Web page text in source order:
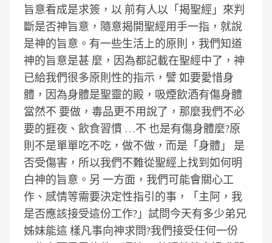
旨意看成是求簽，以 前有人以「揭聖經」來判
斷是否神旨意，隨意揭開聖經用手一指，就說
是神的旨意。有一些生活上的原則，我們知道
神的旨意是甚 麼，因為都記載在聖經中了，神
已給我們很多原則性的指示，譬 如要愛惜身
體，因為身體是聖靈的殿，吸煙飲酒有傷身體
當然不 要做，毒品更不用說了，那麼我們不必
要的捱夜、飲食習慣 …不 也是有傷身體麼?原
則不是單單吃不吃，做不做，而是「身體」 是
否受傷害，所以我們不難從聖經上找到如何明
白神的旨意。另 一方面，我們可能會關心工
作、感情等需要決定性指引的事，「主阿，我
是否應該接受這份工作?」試問今天有多少弟兄
姊妹能這 樣凡事向神求問?我們接受任何一份